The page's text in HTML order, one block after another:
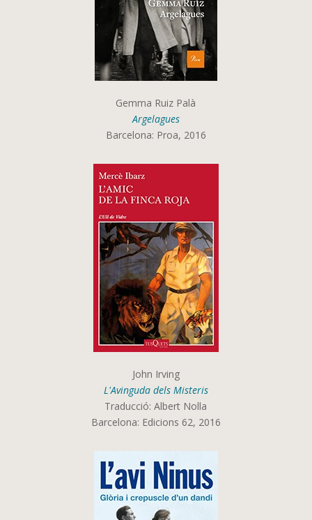
Gemma Ruiz Palà
Argelagues
Barcelona: Proa, 2016
John Irving
L'Avinguda dels Misteris
Traducció: Albert Nolla
Barcelona: Edicions 62, 2016